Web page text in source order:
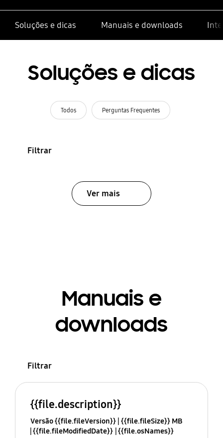
Soluções e dicas Manuais e downloads
Soluções e dicas
Todos Perguntas Frequentes
Filtrar
Ver mais
Manuais e
downloads
Filtrar
{{file.description}}
Versão {{file.fileVersion}} {{file.fileSize}} MB
{{file.fileModifiedDate}} {{file.osNames}}